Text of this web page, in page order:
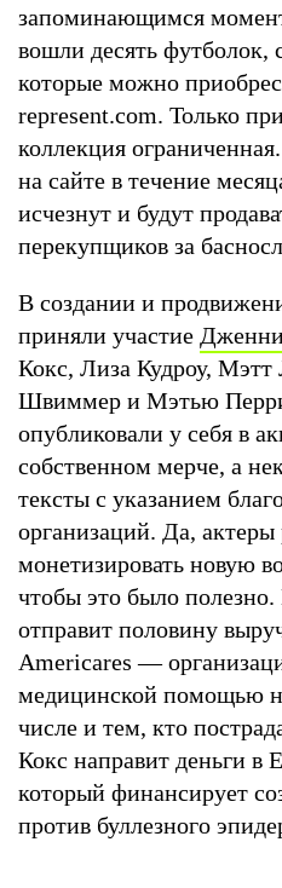
запоминающимся
вошли десять футболок,
которые можно
represent.com. Только
коллекция
на сайте в течение
исчезнут и будут
перекупщиков за
В создании и
приняли участие
Кокс, Лиза Кудроу,
Швиммер и Мэтью
опубликовали у себя в
собственном мерче, а
тексты с указанием
организаций. Да,
монетизировать новую
чтобы это было
отправит половину
Americares —
медицинской помощью
числе и тем, кто
Кокс направит деньги
который финансирует
против буллезного